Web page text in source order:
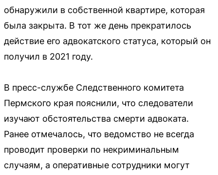
обнаружили в собственной квартире, которая
была закрыта. В тот же день прекратилось
действие его адвокатского статуса, который он
получил в 2021 году.
В пресс-службе Следственного комитета
Пермского края пояснили, что следователи
изучают обстоятельства смерти адвоката.
Ранее отмечалось, что ведомство не всегда
проводит проверки по некриминальным
случаям, а оперативные сотрудники могут